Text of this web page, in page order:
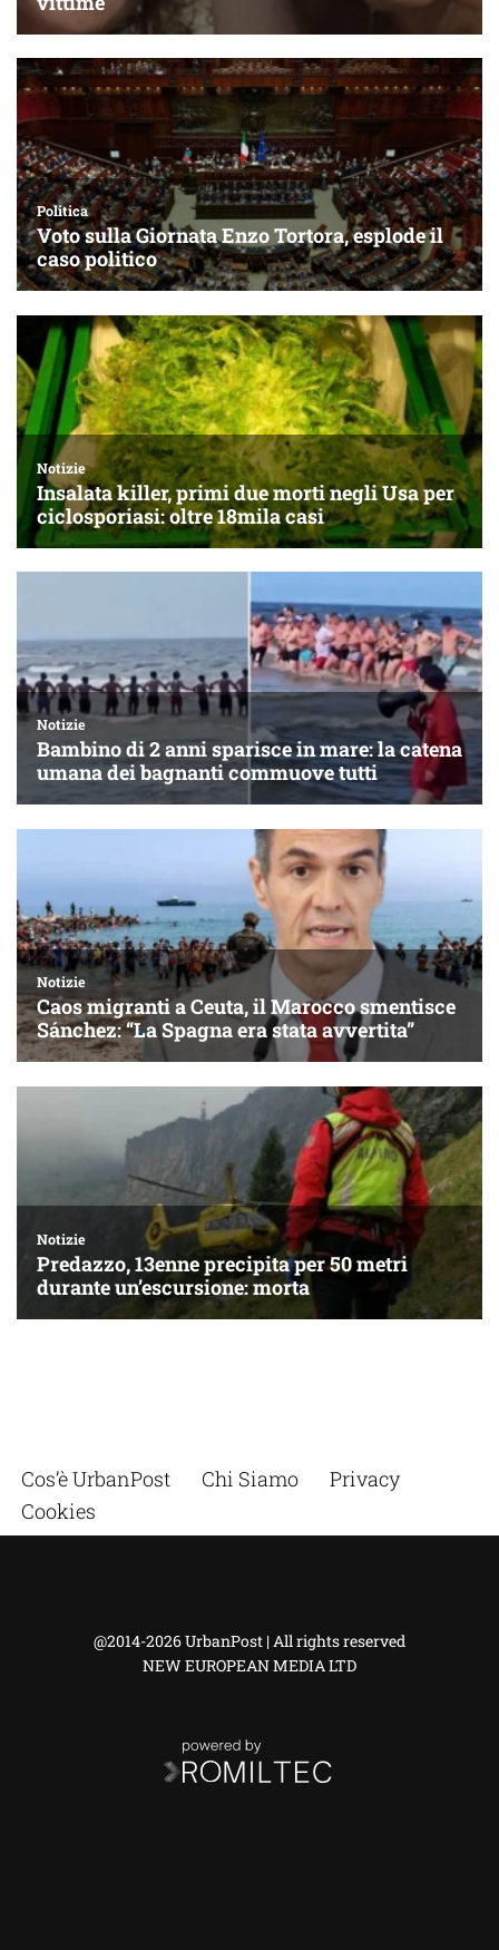
Cos’è UrbanPost Chi Siamo
Privacy
Cookies
@2014-2026 UrbanPost | All rights reserved
NEW EUROPEAN MEDIA LTD